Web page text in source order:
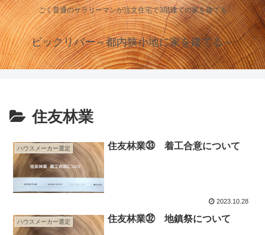
ごく普通のサラリーマンが注文住宅で3階建ての家を建てる
ビックリバー～都内狭小地に家を建てる～
住友林業
ハウスメーカー選定 住友林業㉝ 着工合意について
2023.10.28
ハウスメーカー選定 住友林業㉜ 地鎮祭について